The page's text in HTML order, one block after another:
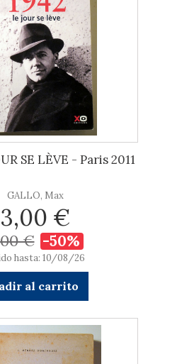
SE LÈVE - Paris 2011
GALLO, Max
3,00 €
€ -50%
hasta: 10/08/26
al carrito